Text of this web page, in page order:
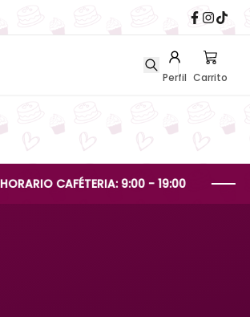
Perfil Carrito
CAFÉTERIA: 9:00 - 19:00